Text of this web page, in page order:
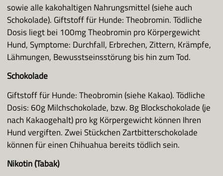
sowie alle kakohaltigen Nahrungsmittel (siehe auch
Schokolade). Giftstoff für Hunde: Theobromin. Tödliche
Dosis liegt bei 100mg Theobromin pro Körpergewicht
Hund, Symptome: Durchfall, Erbrechen, Zittern, Krämpfe,
Lähmungen, Bewusstseinsstörung bis hin zum Tod.
Schokolade
Giftstoff für Hunde: Theobromin (siehe Kakao). Tödliche
Dosis: 60g Milchschokolade, bzw. 8g Blockschokolade (je
nach Kakaogehalt) pro kg Körpergewicht können Ihren
Hund vergiften. Zwei Stückchen Zartbitterschokolade
können für einen Chihuahua bereits tödlich sein.
Nikotin (Tabak)